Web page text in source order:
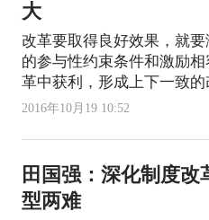
大
改革要取得良好效果，就
的参与性约束条件和激励
革中获利，形成上下一致
2016年10月19 10:52
田国强：深化制度
型两难